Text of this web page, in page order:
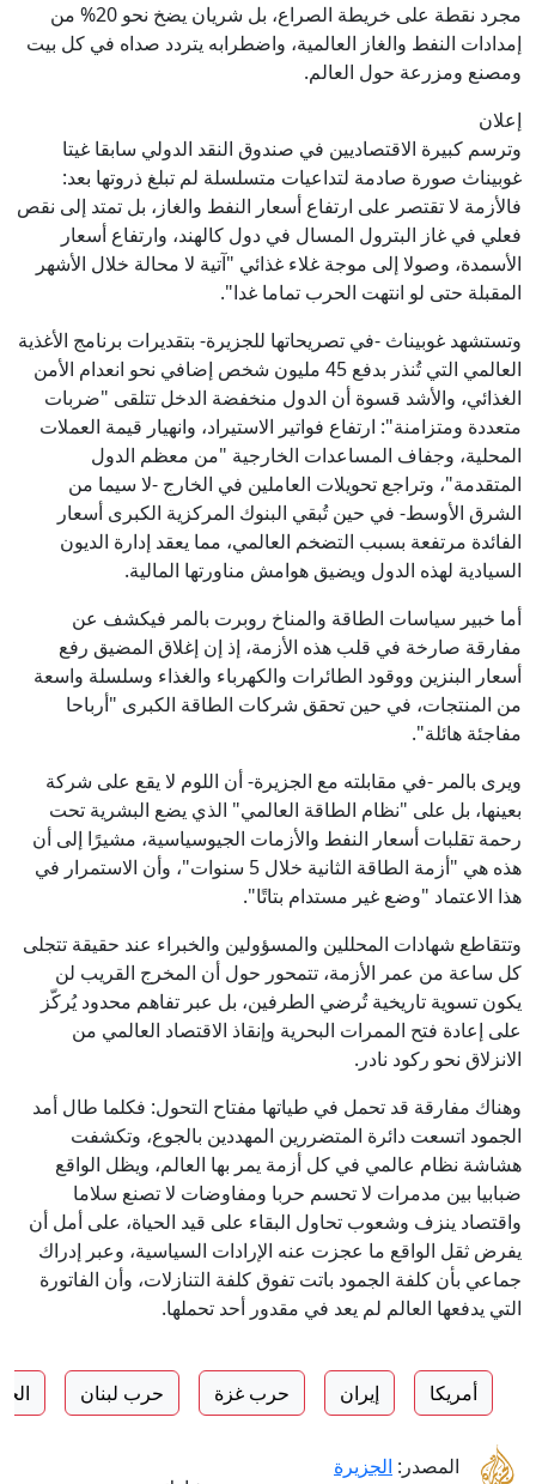
مجرد نقطة على خريطة الصراع، بل شريان يضخ نحو 20% من
إمدادات النفط والغاز العالمية، واضطرابه يتردد صداه في كل بيت
ومصنع ومزرعة حول العالم.
إعلان
وترسم كبيرة الاقتصاديين في صندوق النقد الدولي سابقا غيتا
غوبيناث صورة صادمة لتداعيات متسلسلة لم تبلغ ذروتها بعد:
فالأزمة لا تقتصر على ارتفاع أسعار النفط والغاز، بل تمتد إلى نقص
فعلي في غاز البترول المسال في دول كالهند، وارتفاع أسعار
الأسمدة، وصولا إلى موجة غلاء غذائي "آتية لا محالة خلال الأشهر
المقبلة حتى لو انتهت الحرب تماما غدا".
وتستشهد غوبيناث -في تصريحاتها للجزيرة- بتقديرات برنامج الأغذية
العالمي التي تُنذر بدفع 45 مليون شخص إضافي نحو انعدام الأمن
الغذائي، والأشد قسوة أن الدول منخفضة الدخل تتلقى "ضربات
متعددة ومتزامنة": ارتفاع فواتير الاستيراد، وانهيار قيمة العملات
المحلية، وجفاف المساعدات الخارجية "من معظم الدول
المتقدمة"، وتراجع تحويلات العاملين في الخارج -لا سيما من
الشرق الأوسط- في حين تُبقي البنوك المركزية الكبرى أسعار
الفائدة مرتفعة بسبب التضخم العالمي، مما يعقد إدارة الديون
السيادية لهذه الدول ويضيق هوامش مناورتها المالية.
أما خبير سياسات الطاقة والمناخ روبرت بالمر فيكشف عن
مفارقة صارخة في قلب هذه الأزمة، إذ إن إغلاق المضيق رفع
أسعار البنزين ووقود الطائرات والكهرباء والغذاء وسلسلة واسعة
من المنتجات، في حين تحقق شركات الطاقة الكبرى "أرباحا
مفاجئة هائلة".
ويرى بالمر -في مقابلته مع الجزيرة- أن اللوم لا يقع على شركة
بعينها، بل على "نظام الطاقة العالمي" الذي يضع البشرية تحت
رحمة تقلبات أسعار النفط والأزمات الجيوسياسية، مشيرًا إلى أن
هذه هي "أزمة الطاقة الثانية خلال 5 سنوات"، وأن الاستمرار في
هذا الاعتماد "وضع غير مستدام بتاتًا".
وتتقاطع شهادات المحللين والمسؤولين والخبراء عند حقيقة تتجلى
كل ساعة من عمر الأزمة، تتمحور حول أن المخرج القريب لن
يكون تسوية تاريخية تُرضي الطرفين، بل عبر تفاهم محدود يُركّز
على إعادة فتح الممرات البحرية وإنقاذ الاقتصاد العالمي من
الانزلاق نحو ركود نادر.
وهناك مفارقة قد تحمل في طياتها مفتاح التحول: فكلما طال أمد
الجمود اتسعت دائرة المتضررين المهددين بالجوع، وتكشفت
هشاشة نظام عالمي في كل أزمة يمر بها العالم، ويظل الواقع
ضبابيا بين مدمرات لا تحسم حربا ومفاوضات لا تصنع سلاما
واقتصاد ينزف وشعوب تحاول البقاء على قيد الحياة، على أمل أن
يفرض ثقل الواقع ما عجزت عنه الإرادات السياسية، وعبر إدراك
جماعي بأن كلفة الجمود باتت تفوق كلفة التنازلات، وأن الفاتورة
التي يدفعها العالم لم يعد في مقدور أحد تحملها.
أمريكا إيران حرب غزة حرب لبنان
المصدر: الجزيرة